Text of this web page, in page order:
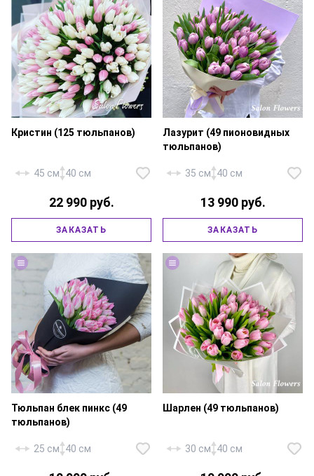
тюльпан розовый — 50 шт.,
фирменная упаковка, атласная
Кристин (125 тюльпанов)
45 см 40 см
22 990 руб.
ЗАКАЗАТЬ
Тюльпан пионовидный — 49
шт., фирменная упаковка,
Лазурит (49 пионовидных
тюльпанов)
35 см 40 см
13 990 руб.
ЗАКАЗАТЬ
Тюльпан блек пинкс (49
тюльпанов)
25 см 40 см
Шарлен (49 тюльпанов)
30 см 40 см